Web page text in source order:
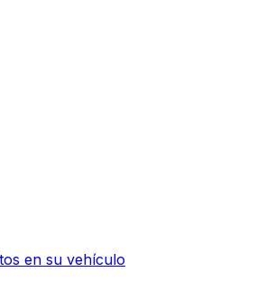
en su vehículo